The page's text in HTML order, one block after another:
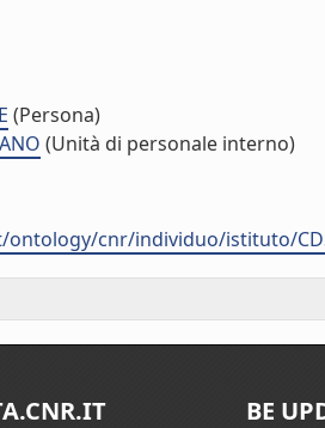
(Persona)
(Unità di personale interno)
ontology/cnr/individuo/istituto/
BE